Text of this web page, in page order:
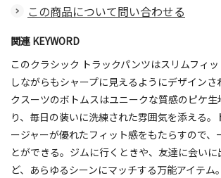
この商品について問い合わせる
関連 KEYWORD
このクラシック トラックパンツはスリムフィ
しながらもシャープに見えるようにデザインさ
クスーツのボトムスはユニークな質感のピケ
り、毎日の装いに洗練された雰囲気を添える。
ージャーが優れたフィット感をもたらすので、
とができる。ジムに行くときや、友達に会い
ど、あらゆるシーンにマッチする万能アイテム。